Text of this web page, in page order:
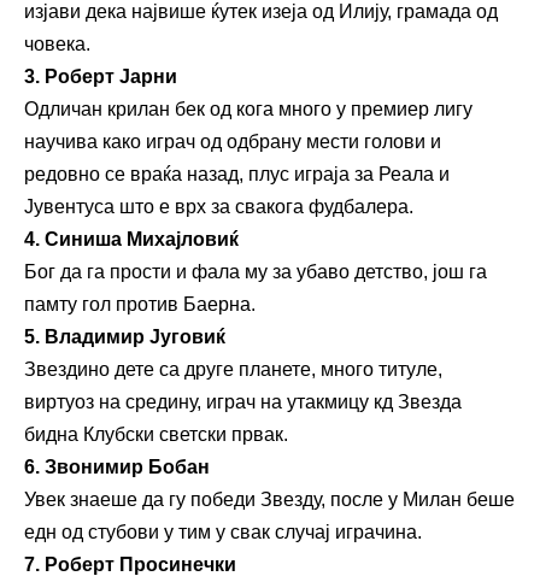
изјави дека највише ќутек изеја од Илију, грамада од
човека.
3. Роберт Јарни
Одличан крилан бек од кога много у премиер лигу
научива како играч од одбрану мести голови и
редовно се враќа назад, плус играја за Реала и
Јувентуса што е врх за свакога фудбалера.
4. Синиша Михајловиќ
Бог да га прости и фала му за убаво детство, још га
памту гол против Баерна.
5. Владимир Југовиќ
Звездино дете са друге планете, много титуле,
виртуоз на средину, играч на утакмицу кд Звезда
бидна Клубски светски првак.
6. Звонимир Бобан
Увек знаеше да гу победи Звезду, после у Милан беше
едн од стубови у тим у свак случај играчина.
7. Роберт Просинечки